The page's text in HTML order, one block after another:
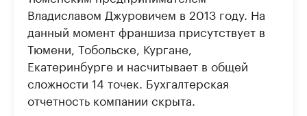
Владиславом Джуровичем в 2013 году. На
данный момент франшиза присутствует в
Тюмени, Тобольске, Кургане,
Екатеринбурге и насчитывает в общей
сложности 14 точек. Бухгалтерская
отчетность компании скрыта.